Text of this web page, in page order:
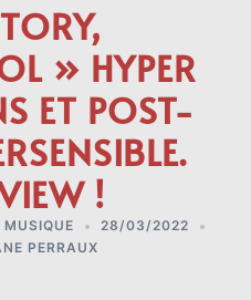
» HYPER
ET POST-
!
MUSIQUE
28/03/2022
PERRAUX